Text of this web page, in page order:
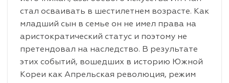
стал осваивать в шестилетнем возрасте. Как
младший сын в семье он не имел права на
аристократический статус и поэтому не
претендовал на наследство. В результате
этих событий, вошедших в историю Южной
Кореи как Апрельская революция, режим